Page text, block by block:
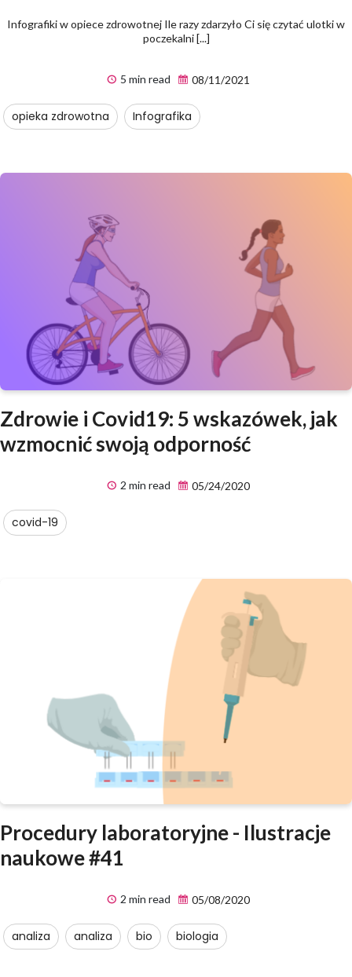
Infografiki w opiece zdrowotnej Ile razy zdarzyło Ci się czytać ulotki w
poczekalni [...]
5 min read 08/11/2021
opieka zdrowotna Infografika
Zdrowie i Covid19: 5 wskazówek, jak
wzmocnić swoją odporność
2 min read 05/24/2020
covid-19
Procedury laboratoryjne - Ilustracje
naukowe #41
2 min read 05/08/2020
analiza analiza bio biologia